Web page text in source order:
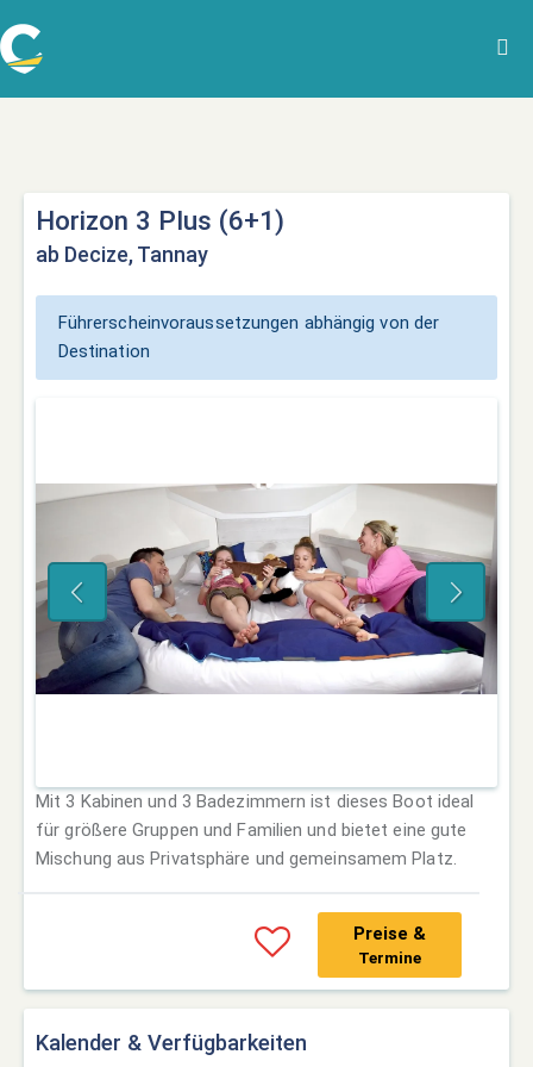
Horizon 3 Plus (6+1)
ab Decize, Tannay
Führerscheinvoraussetzungen abhängig von der
Destination
Mit 3 Kabinen und 3 Badezimmern ist dieses Boot ideal
für größere Gruppen und Familien und bietet eine gute
Mischung aus Privatsphäre und gemeinsamem Platz.
Preise &
Termine
Kalender & Verfügbarkeiten